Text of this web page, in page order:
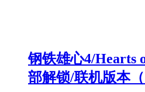
钢铁雄心4/Hearts
部解锁/联机版本（